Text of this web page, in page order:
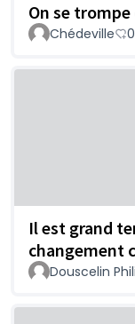
On se
Chédeville 0
Il est grand
changement
Douscelin